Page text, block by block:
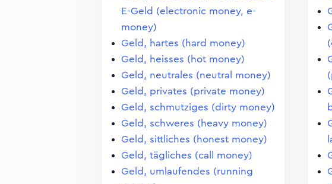
E-Geld (electronic money, e-
money)
Geld, hartes (hard money)
Geld, heisses (hot money)
Geld, neutrales (neutral money)
Geld, privates (private money)
Geld, schmutziges (dirty money)
Geld, schweres (heavy money)
Geld, sittliches (honest money)
Geld, tägliches (call money)
Geld, umlaufendes (running